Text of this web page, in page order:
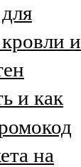
и
и как
на